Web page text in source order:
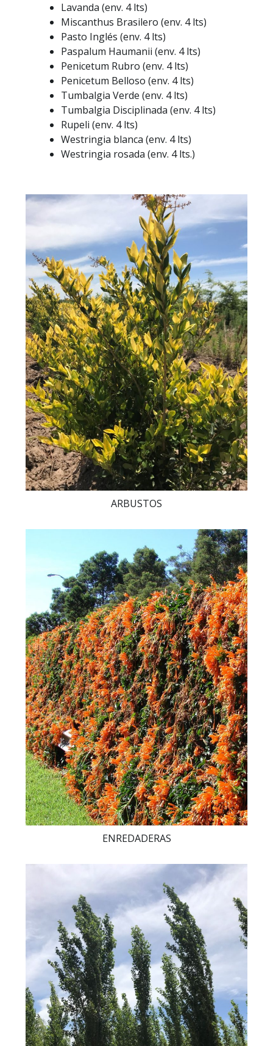
Lavanda (env. 4 lts)
Miscanthus Brasilero (env. 4 lts)
Pasto Inglés (env. 4 lts)
Paspalum Haumanii (env. 4 lts)
Penicetum Rubro (env. 4 lts)
Penicetum Belloso (env. 4 lts)
Tumbalgia Verde (env. 4 lts)
Tumbalgia Disciplinada (env. 4 lts)
Rupeli (env. 4 lts)
Westringia blanca (env. 4 lts)
Westringia rosada (env. 4 lts.)
ARBUSTOS
ENREDADERAS